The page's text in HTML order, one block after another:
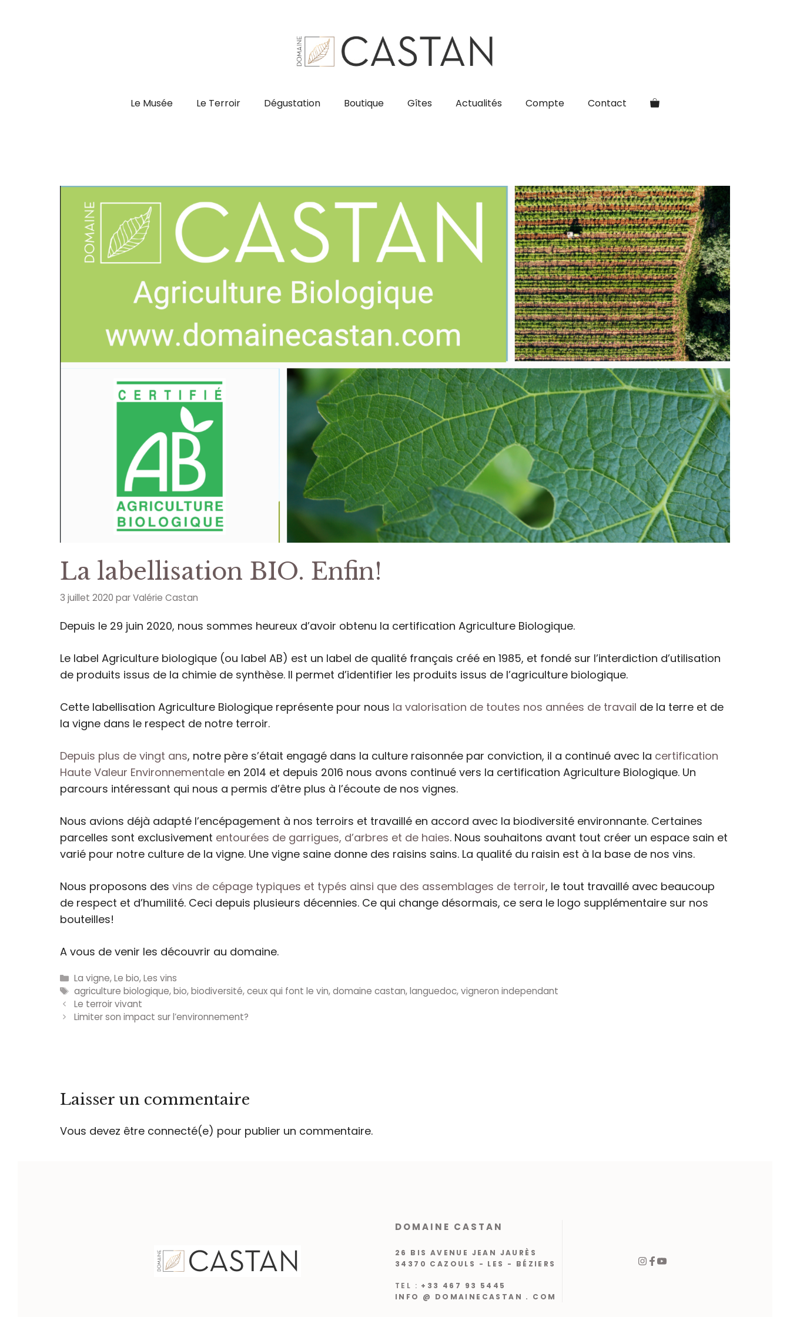
Le Musée Le Terroir Dégustation Boutique Gîtes Actualités Compte Contact
La labellisation BIO. Enfin!
3 juillet 2020 parValérie Castan
Depuis le 29 juin 2020, nous sommes heureux d’avoir obtenu la certification Agriculture Biologique.
Le label Agriculture biologique (ou label AB) est un label de qualité français créé en 1985, et fondé sur l’interdiction d’utilisation
de produits issus de la chimie de synthèse. Il permet d’identifier les produits issus de l’agriculture biologique.
Cette labellisation Agriculture Biologique représente pour nous la valorisation de toutes nos années de travail de la terre et de
la vigne dans le respect de notre terroir.
Depuis plus de vingt ans, notre père s’était engagé dans la culture raisonnée par conviction, il a continué avec la certification
Haute Valeur Environnementale en 2014 et depuis 2016 nous avons continué vers la certification Agriculture Biologique. Un
parcours intéressant qui nous a permis d’être plus à l’écoute de nos vignes.
Nous avions déjà adapté l’encépagement à nos terroirs et travaillé en accord avec la biodiversité environnante. Certaines
parcelles sont exclusivement entourées de garrigues, d’arbres et de haies. Nous souhaitons avant tout créer un espace sain et
varié pour notre culture de la vigne. Une vigne saine donne des raisins sains. La qualité du raisin est à la base de nos vins.
Nous proposons des vins de cépage typiques et typés ainsi que des assemblages de terroir, le tout travaillé avec beaucoup
de respect et d’humilité. Ceci depuis plusieurs décennies. Ce qui change désormais, ce sera le logo supplémentaire sur nos
bouteilles!
A vous de venir les découvrir au domaine.
Catégories
La vigne,Le bio,Les vins
Étiquettes
agriculture biologique,bio,biodiversité,ceux qui font le vin,domaine castan,languedoc,vigneron independant
Le terroir vivant
Limiter son impact sur l’environnement?
Laisser un commentaire
Vous devez être connecté(e) pour publier un commentaire.
DOMAINE CASTAN
26 BIS AVENUE JEAN JAURÈS
34370 CAZOULS - LES - BÉZIERS
TEL : +33 467 93 5445
INFO @ DOMAINECASTAN . COM